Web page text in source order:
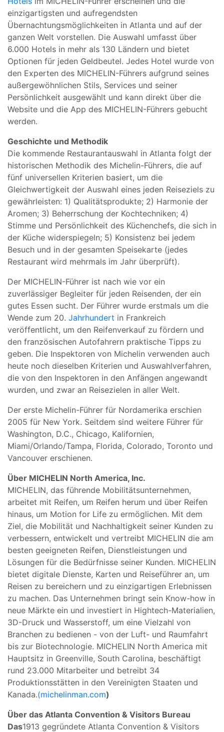
einzigartigsten und aufregendsten
Übernachtungsmöglichkeiten in Atlanta und auf der
ganzen Welt vorstellen. Die Auswahl umfasst über
6.000 Hotels in mehr als 130 Ländern und bietet
Optionen für jeden Geldbeutel. Jedes Hotel wurde von
den Experten des MICHELIN-Führers aufgrund seines
außergewöhnlichen Stils, Services und seiner
Persönlichkeit ausgewählt und kann direkt über die
Website und die App des MICHELIN-Führers gebucht
werden.
Geschichte und Methodik
Die kommende Restaurantauswahl in Atlanta folgt der
historischen Methodik des Michelin-Führers, die auf
fünf universellen Kriterien basiert, um die
Gleichwertigkeit der Auswahl eines jeden Reiseziels zu
gewährleisten: 1) Qualitätsprodukte; 2) Harmonie der
Aromen; 3) Beherrschung der Kochtechniken; 4)
Stimme und Persönlichkeit des Küchenchefs, die sich in
der Küche widerspiegeln; 5) Konsistenz bei jedem
Besuch und in der gesamten Speisekarte (jedes
Restaurant wird mehrmals im Jahr überprüft).
Der MICHELIN-Führer ist nach wie vor ein
zuverlässiger Begleiter für jeden Reisenden, der ein
gutes Essen sucht. Der Führer wurde erstmals um die
Wende zum 20. Jahrhundert in Frankreich
veröffentlicht, um den Reifenverkauf zu fördern und
den französischen Autofahrern praktische Tipps zu
geben. Die Inspektoren von Michelin verwenden auch
heute noch dieselben Kriterien und Auswahlverfahren,
die von den Inspektoren in den Anfängen angewandt
wurden, und zwar an Reisezielen in aller Welt.
Der erste Michelin-Führer für Nordamerika erschien
2005 für New York. Seitdem sind weitere Führer für
Washington, D.C., Chicago, Kalifornien,
Miami/Orlando/Tampa, Florida, Colorado, Toronto und
Vancouver erschienen.
Über MICHELIN North America, Inc.
MICHELIN, das führende Mobilitätsunternehmen,
arbeitet mit Reifen, um Reifen herum und über Reifen
hinaus, um Motion for Life zu ermöglichen. Mit dem
Ziel, die Mobilität und Nachhaltigkeit seiner Kunden zu
verbessern, entwickelt und vertreibt MICHELIN die am
besten geeigneten Reifen, Dienstleistungen und
Lösungen für die Bedürfnisse seiner Kunden. MICHELIN
bietet digitale Dienste, Karten und Reiseführer an, um
Reisen zu bereichern und zu einzigartigen Erlebnissen
zu machen. Das Unternehmen bringt sein Know-how in
neue Märkte ein und investiert in Hightech-Materialien,
3D-Druck und Wasserstoff, um eine Vielzahl von
Branchen zu bedienen - von der Luft- und Raumfahrt
bis zur Biotechnologie. MICHELIN North America mit
Hauptsitz in Greenville, South Carolina, beschäftigt
rund 23.000 Mitarbeiter und betreibt 34
Produktionsstätten in den Vereinigten Staaten und
Kanada.(michelinman.com)
Über das Atlanta Convention & Visitors Bureau
Das1913 gegründete Atlanta Convention & Visitors